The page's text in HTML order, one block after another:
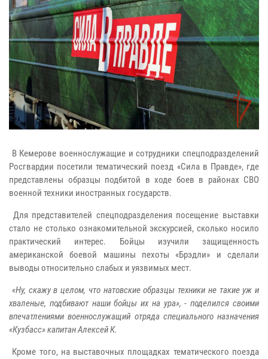
В Кемерове военнослужащие и сотрудники спецподразделений
Росгвардии посетили тематический поезд «Сила в Правде», где
представлены образцы подбитой в ходе боев в районах СВО
военной техники иностранных государств.
Для представителей спецподразделения посещение выставки
стало не столько ознакомительной экскурсией, сколько носило
практический интерес. Бойцы изучили защищенность
американской боевой машины пехоты «Брэдли» и сделали
выводы относительно слабых и уязвимых мест.
«Ну, скажу в целом, что натовские образцы техники не такие уж и
хваленые, подбивают наши бойцы их на ура», - поделился своими
впечатлениями военнослужащий отряда специального назначения
«Кузбасс» капитан Алексей К.
Кроме того, на выставочных площадках тематического поезда